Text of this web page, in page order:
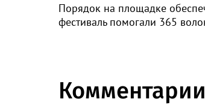
Порядок на площадке
фестиваль помогали 365
Комментарии